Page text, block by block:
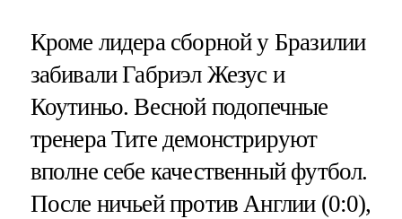
Кроме лидера сборной у Бразилии
забивали Габриэл Жезус и
Коутиньо. Весной подопечные
тренера Тите демонстрируют
вполне себе качественный футбол.
После ничьей против Англии (0:0),